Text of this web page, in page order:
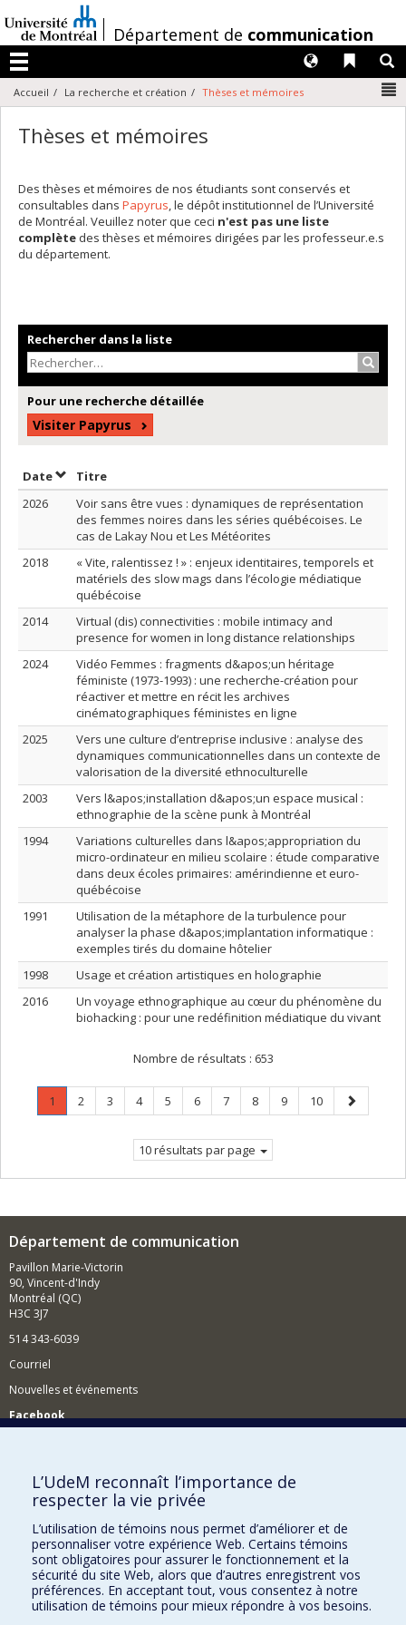
au
contenu
/Département de communication
Menu
Liens
Langues
Accueil La recherche et création Thèses et mémoires
Thèses et mémoires
Des thèses et mémoires de nos étudiants sont conservés et
consultables dans Papyrus, le dépôt institutionnel de l’Université
de Montréal. Veuillez noter que ceci n'est pas une liste
complète des thèses et mémoires dirigées par les professeur.e.s
du département.
Rechercher dans la liste
Pour une recherche détaillée
Visiter Papyrus
DateTrier par date en ordre décroissant
Titre
2026
Voir sans être vues : dynamiques de représentation
des femmes noires dans les séries québécoises. Le
cas de Lakay Nou et Les Météorites
2018
« Vite, ralentissez ! » : enjeux identitaires, temporels et
matériels des slow mags dans l’écologie médiatique
québécoise
2014
Virtual (dis) connectivities : mobile intimacy and
presence for women in long distance relationships
2024
Vidéo Femmes : fragments d&apos;un héritage
féministe (1973-1993) : une recherche-création pour
réactiver et mettre en récit les archives
cinématographiques féministes en ligne
2025
Vers une culture d’entreprise inclusive : analyse des
dynamiques communicationnelles dans un contexte de
valorisation de la diversité ethnoculturelle
2003
Vers l&apos;installation d&apos;un espace musical :
ethnographie de la scène punk à Montréal
1994
Variations culturelles dans l&apos;appropriation du
micro-ordinateur en milieu scolaire : étude comparative
dans deux écoles primaires: amérindienne et euro-
québécoise
1991
Utilisation de la métaphore de la turbulence pour
analyser la phase d&apos;implantation informatique :
exemples tirés du domaine hôtelier
1998
Usage et création artistiques en holographie
2016
Un voyage ethnographique au cœur du phénomène du
biohacking : pour une redéfinition médiatique du vivant
Nombre de résultats : 653
Page
1
Page
Page
2 Page
3 Page
4 Page
5 Page
6 Page
7 Page
8 Page
9 Page
10
Page
suivante
10 résultats par page
Département de communication
Pavillon Marie-Victorin
90, Vincent-d'Indy
Montréal (QC)
H3C 3J7
514 343-6039
Courriel
Nouvelles et événements
Facebook
Comment soutenir le Département?
BESOIN D'AIDE?
Plan du site
Signaler une erreur
Accessibilité
FACULTÉ DES ARTS ET DES SCIENCES
L’UdeM reconnaît l’importance de
respecter la vie privée
L’utilisation de témoins nous permet d’améliorer et de
personnaliser votre expérience Web. Certains témoins
sont obligatoires pour assurer le fonctionnement et la
sécurité du site Web, alors que d’autres enregistrent vos
préférences. En acceptant tout, vous consentez à notre
utilisation de témoins pour mieux répondre à vos besoins.